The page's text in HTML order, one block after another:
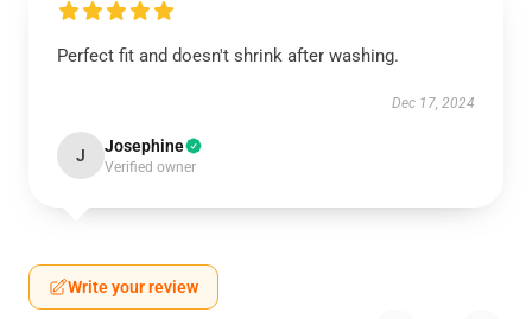
Perfect fit and doesn't shrink after washing.
Dec 17, 2024
J Josephine
Verified owner
Write your review